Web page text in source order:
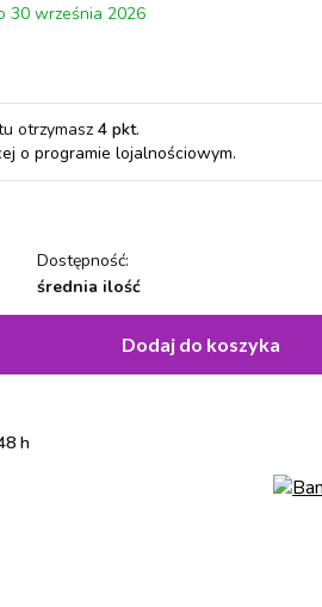
30 września 2026
otrzymasz 4 pkt.
o programie lojalnościowym.
Dostępność:
średnia ilość
Dodaj do koszyka
h